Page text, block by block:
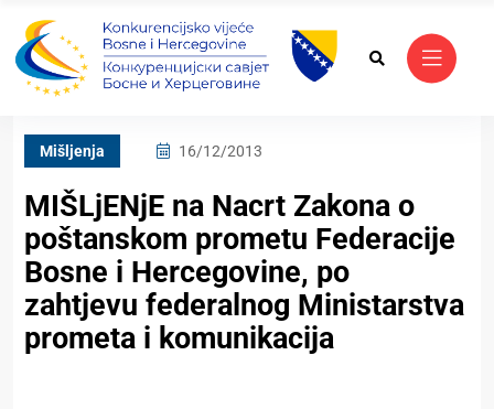
Mišljenja 16/12/2013
MIŠLjENjE na Nacrt Zakona o
poštanskom prometu Federacije
Bosne i Hercegovine, po
zahtjevu federalnog Ministarstva
prometa i komunikacija